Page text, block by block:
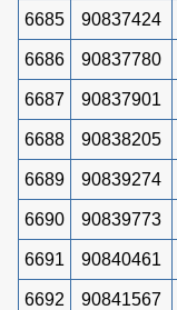
6685 90837424
6686 90837780
6687 90837901
6688 90838205
6689 90839274
6690 90839773
6691 90840461
6692 90841567